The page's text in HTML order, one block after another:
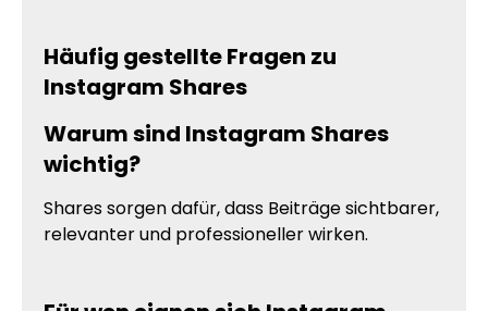
Häufig gestellte Fragen zu
Instagram Shares
Warum sind Instagram Shares
wichtig?
Shares sorgen dafür, dass Beiträge sichtbarer,
relevanter und professioneller wirken.